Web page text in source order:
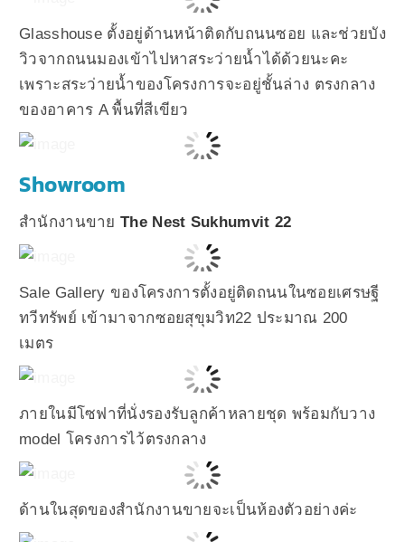
Glasshouse ตั้งอยู่ด้านหน้าติดกับถนนซอย และช่วยบัง
วิวจากถนนมองเข้าไปหาสระว่ายน้ำได้ด้วยนะคะ
เพราะสระว่ายน้ำของโครงการจะอยู่ชั้นล่าง ตรงกลาง
ของอาคาร A พื้นที่สีเขียว
Showroom
สำนักงานขาย The Nest Sukhumvit 22
Sale Gallery ของโครงการตั้งอยู่ติดถนนในซอยเศรษฐี
ทวีทรัพย์ เข้ามาจากซอยสุขุมวิท22 ประมาณ 200
เมตร
ภายในมีโซฟาที่นั่งรองรับลูกค้าหลายชุด พร้อมกับวาง
model โครงการไว้ตรงกลาง
ด้านในสุดของสำนักงานขายจะเป็นห้องตัวอย่างค่ะ